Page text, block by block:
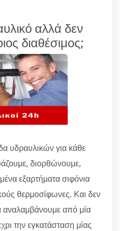
αλλά δεν
διαθέσιμος;
υδραυλικών για κάθε
διορθώνουμε,
εξαρτήματα σιφόνια
θερμοσίφωνες. Και δεν
από μία
την εγκατάσταση μίας